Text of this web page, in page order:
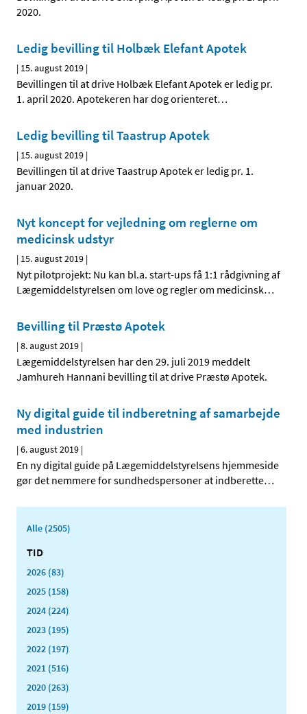
2020.
Ledig bevilling til Holbæk Elefant Apotek
| 15. august 2019 |
Bevillingen til at drive Holbæk Elefant Apotek er ledig pr.
1. april 2020. Apotekeren har dog orienteret…
Ledig bevilling til Taastrup Apotek
| 15. august 2019 |
Bevillingen til at drive Taastrup Apotek er ledig pr. 1.
januar 2020.
Nyt koncept for vejledning om reglerne om
medicinsk udstyr
| 15. august 2019 |
Nyt pilotprojekt: Nu kan bl.a. start-ups få 1:1 rådgivning af
Lægemiddelstyrelsen om love og regler om medicinsk…
Bevilling til Præstø Apotek
|8. august 2019 |
Lægemiddelstyrelsen har den 29. juli 2019 meddelt
Jamhureh Hannani bevilling til at drive Præstø Apotek.
Ny digital guide til indberetning af samarbejde
med industrien
|6. august 2019 |
En ny digital guide på Lægemiddelstyrelsens hjemmeside
gør det nemmere for sundhedspersoner at indberette…
Alle (2505)
TID
2026 (83)
2025 (158)
2024 (224)
2023 (195)
2022 (197)
2021 (516)
2020 (263)
2019 (159)